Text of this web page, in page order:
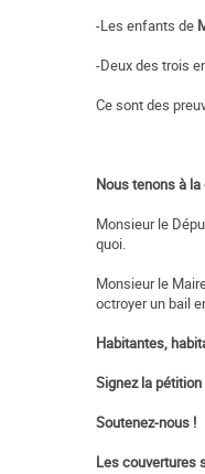
-Les enfants de
-Deux des trois
Ce sont des
Nous tenons à
Monsieur le
quoi.
Monsieur le
octroyer un bail
Habitantes,
Signez la pétition
Soutenez-nous !
Les couvertures